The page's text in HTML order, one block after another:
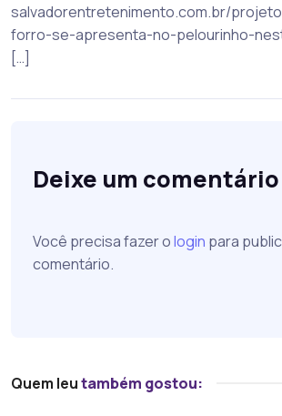
salvadorentretenimento.com.br/
forro-se-apresenta-no-pelourinho-
[…]
Deixe um comentário
Você precisa fazer ologin para
comentário.
Quem leutambém gostou: